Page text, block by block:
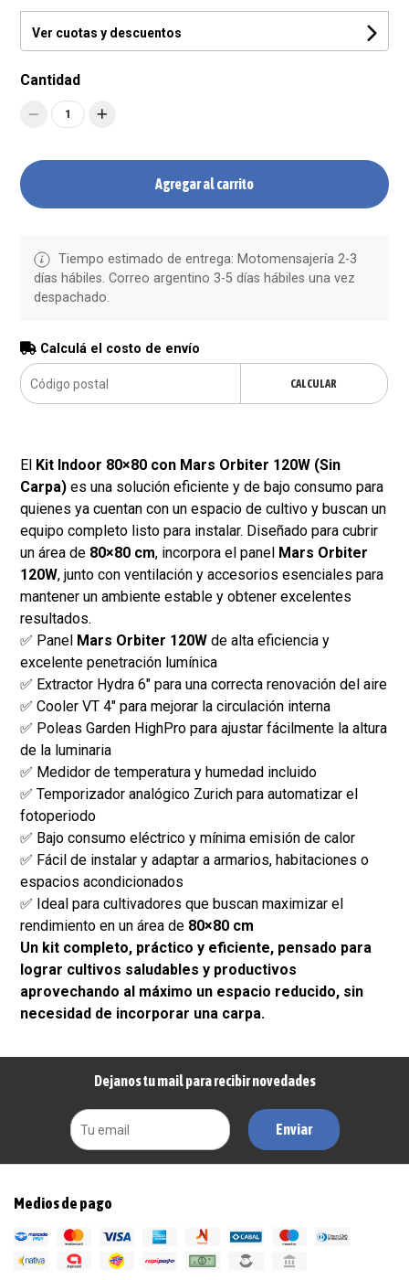
Ver cuotas y descuentos
Cantidad
1
Agregar al carrito
Tiempo estimado de entrega: Motomensajería 2-3
días hábiles. Correo argentino 3-5 días hábiles una vez
despachado.
Calculá el costo de envío
CALCULAR
El Kit Indoor 80×80 con Mars Orbiter 120W (Sin
Carpa) es una solución eficiente y de bajo consumo para
quienes ya cuentan con un espacio de cultivo y buscan un
equipo completo listo para instalar. Diseñado para cubrir
un área de 80×80 cm, incorpora el panel Mars Orbiter
120W, junto con ventilación y accesorios esenciales para
mantener un ambiente estable y obtener excelentes
resultados.
✅ Panel Mars Orbiter 120W de alta eficiencia y
excelente penetración lumínica
✅ Extractor Hydra 6" para una correcta renovación del aire
✅ Cooler VT 4" para mejorar la circulación interna
✅ Poleas Garden HighPro para ajustar fácilmente la altura
de la luminaria
✅ Medidor de temperatura y humedad incluido
✅ Temporizador analógico Zurich para automatizar el
fotoperiodo
✅ Bajo consumo eléctrico y mínima emisión de calor
✅ Fácil de instalar y adaptar a armarios, habitaciones o
espacios acondicionados
✅ Ideal para cultivadores que buscan maximizar el
rendimiento en un área de 80×80 cm
Un kit completo, práctico y eficiente, pensado para
lograr cultivos saludables y productivos
aprovechando al máximo un espacio reducido, sin
necesidad de incorporar una carpa.
Dejanos tu mail para recibir novedades
Enviar
Medios de pago